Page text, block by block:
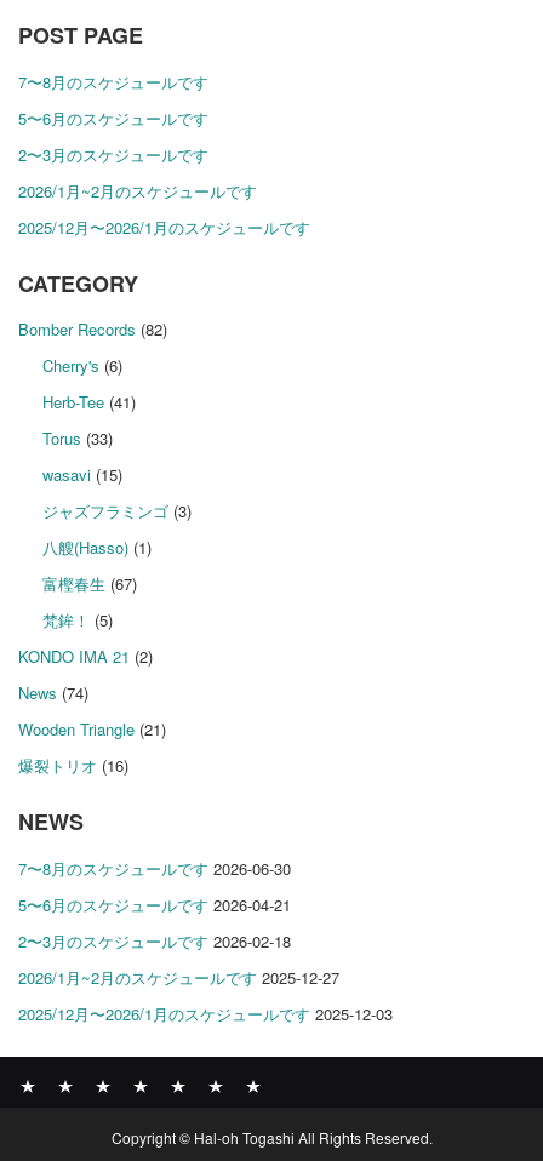
POST PAGE
7〜8月のスケジュールです
5〜6月のスケジュールです
2〜3月のスケジュールです
2026/1月~2月のスケジュールです
2025/12月〜2026/1月のスケジュールです
CATEGORY
Bomber Records (82)
Cherry's (6)
Herb-Tee(41)
Torus (33)
wasavi(15)
ジャズフラミンゴ(3)
八艘(Hasso)(1)
富樫春生 (67)
梵鉾！ (5)
KONDO IMA 21 (2)
News (74)
Wooden Triangle (21)
爆裂トリオ (16)
NEWS
7〜8月のスケジュールです 2026-06-30
5〜6月のスケジュールです 2026-04-21
2〜3月のスケジュールです 2026-02-18
2026/1月~2月のスケジュールです 2025-12-27
2025/12月〜2026/1月のスケジュールです 2025-12-03
RECORDS
PROFILE
Copyright © Hal-oh Togashi All Rights Reserved.